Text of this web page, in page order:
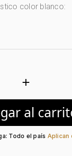
color blanco:
Azul + Rojo +
Blanco
Plástico
add
al
Todo el país Aplican